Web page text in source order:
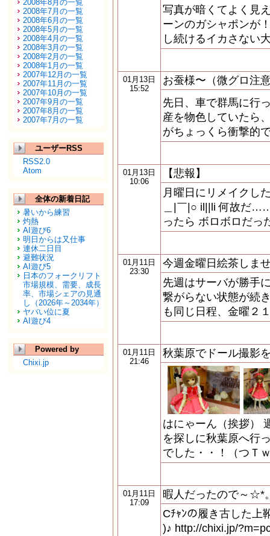
2008年8月の一覧
2008年7月の一覧
2008年6月の一覧
2008年5月の一覧
2008年4月の一覧
2008年3月の一覧
2008年2月の一覧
2008年1月の一覧
2007年12月の一覧
2007年11月の一覧
2007年10月の一覧
2007年9月の一覧
2007年8月の一覧
2007年7月の一覧
ユーザーRSS
RSS2.0
Atom
全体の新着日記
暑いから練習
灼熱
AI遊び6
明日からは又仕事
連休二日目
避難状況
AI遊び5
日本のフォークリフト
市場規模、需要、成長
率、市場シェアの見通
し（2026年～2034年）
ヤバい位に夏
AI遊び4
Powered by
Chixi.jp
写真が暗くてよく見
ーンのガシャポンが
し続けるイカさない
01月13日
15:52
お蚕様〜（微グロ注
先日、車で群馬に行
産を物色していたら
がちょっくら衝撃的
01月13日
10:06
【悲報】
月曜日にリメイクし
＿|￣|○ il||li 何故だ
ったら ボロボロだっ
01月11日
23:30
今週金曜日絵茶しま
先週はサーバが勝手
繋がらない状態が続
も同じ日程、金曜２
01月11日
21:46
秋葉原でドール撮影
はにゃーん（挨拶）
を探しに秋葉原へ行
でした・・！（つＴ
01月11日
17:09
暇人だったので～☆*
Cﾁｬﾝの履き古した上
)♪ http://chixi.jp/